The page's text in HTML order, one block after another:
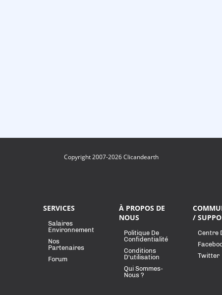
Copyright 2007-2026 Clicandearth
SERVICES
Salaires
Environnement
Nos
Partenaires
Forum
À PROPOS DE
NOUS
Politique De
Confidentialité
Conditions
D'utilisation
Qui Sommes-
Nous ?
/
Centre
Twitter